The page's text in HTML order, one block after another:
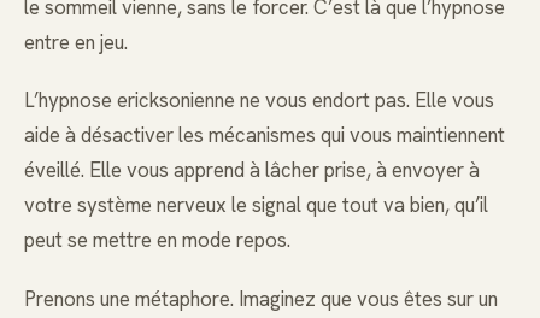
le sommeil vienne, sans le forcer. C’est là que l’hypnose
entre en jeu.
L’hypnose ericksonienne ne vous endort pas. Elle vous
aide à désactiver les mécanismes qui vous maintiennent
éveillé. Elle vous apprend à lâcher prise, à envoyer à
votre système nerveux le signal que tout va bien, qu’il
peut se mettre en mode repos.
Prenons une métaphore. Imaginez que vous êtes sur un